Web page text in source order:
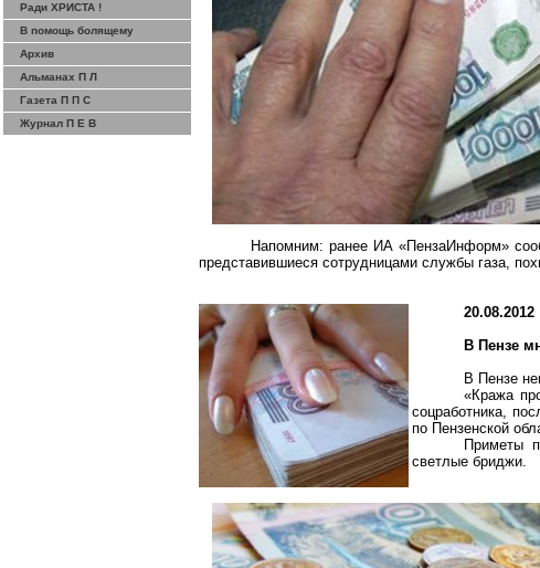
Ради ХРИСТА !
В помощь болящему
Архив
Альманах П Л
Газета П П С
Журнал П Е В
Напомним: ранее ИА «ПензаИнформ»
представившиеся сотрудницами службы газа,
20.08.2012
В Пензе
В Пензе
«Кража
соцработника,
по Пензенской
Приметы
светлые бриджи.